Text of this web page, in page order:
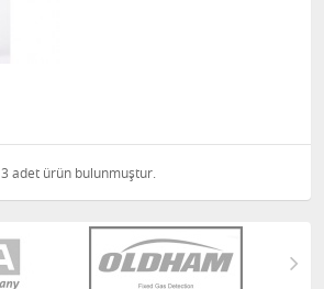
3 adet ürün bulunmuştur.